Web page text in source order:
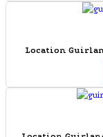
Location